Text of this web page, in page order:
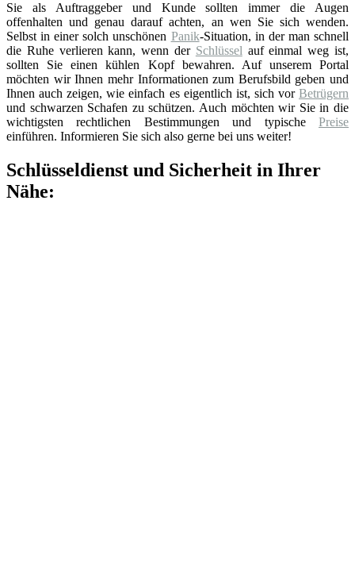
Sie als Auftraggeber und Kunde sollten immer die Augen
offenhalten und genau darauf achten, an wen Sie sich wenden.
Selbst in einer solch unschönen Panik-Situation, in der man schnell
die Ruhe verlieren kann, wenn der Schlüssel auf einmal weg ist,
sollten Sie einen kühlen Kopf bewahren. Auf unserem Portal
möchten wir Ihnen mehr Informationen zum Berufsbild geben und
Ihnen auch zeigen, wie einfach es eigentlich ist, sich vor Betrügern
und schwarzen Schafen zu schützen. Auch möchten wir Sie in die
wichtigsten rechtlichen Bestimmungen und typische Preise
einführen. Informieren Sie sich also gerne bei uns weiter!
Schlüsseldienst und Sicherheit in Ihrer
Nähe: